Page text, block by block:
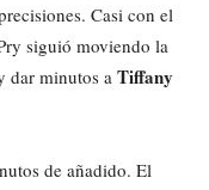
Casi con el
siguió moviendo la
dar minutos a Tiffany
de añadido. El